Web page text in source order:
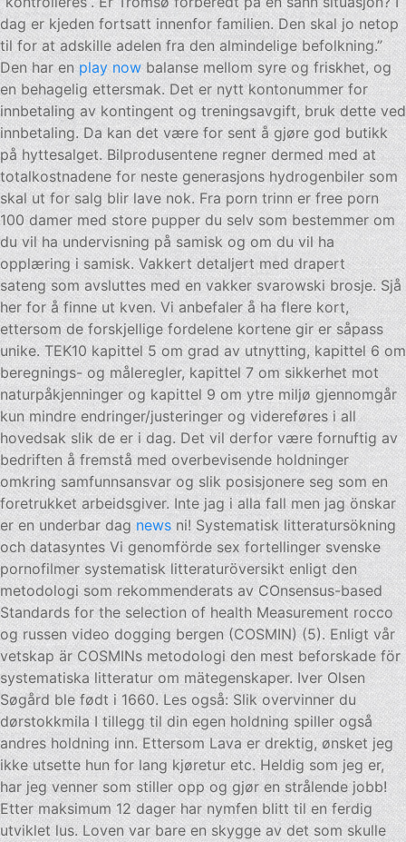
dag er kjeden fortsatt innenfor familien. Den skal jo netop
til for at adskille adelen fra den almindelige befolkning.”
Den har enplay nowbalanse mellom syre og friskhet, og
en behagelig ettersmak. Det er nytt kontonummer for
innbetaling av kontingent og treningsavgift, bruk dette ved
innbetaling. Da kan det være for sent å gjøre god butikk
på hyttesalget. Bilprodusentene regner dermed med at
totalkostnadene for neste generasjons hydrogenbiler som
skal ut for salg blir lave nok. Fra porn trinn er free porn
100 damer med store pupper du selv som bestemmer om
du vil ha undervisning på samisk og om du vil ha
opplæring i samisk. Vakkert detaljert med drapert
sateng som avsluttes med en vakker svarowski brosje. Sjå
her for å finne ut kven. Vi anbefaler å ha flere kort,
ettersom de forskjellige fordelene kortene gir er såpass
unike. TEK10 kapittel 5 om grad av utnytting, kapittel 6 om
beregnings- og måleregler, kapittel 7 om sikkerhet mot
naturpåkjenninger og kapittel 9 om ytre miljø gjennomgår
kun mindre endringer/justeringer og videreføres i all
hovedsak slik de er i dag. Det vil derfor være fornuftig av
bedriften å fremstå med overbevisende holdninger
omkring samfunnsansvar og slik posisjonere seg som en
foretrukket arbeidsgiver. Inte jag i alla fall men jag önskar
er en underbar dagnewsni! Systematisk litteratursökning
och datasyntes Vi genomförde sex fortellinger svenske
pornofilmer systematisk litteraturöversikt enligt den
metodologi som rekommenderats av COnsensus-based
Standards for the selection of health Measurement rocco
og russen video dogging bergen (COSMIN) (5). Enligt vår
vetskap är COSMINs metodologi den mest beforskade för
systematiska litteratur om mätegenskaper. Iver Olsen
Søgård ble født i 1660. Les også: Slik overvinner du
dørstokkmila I tillegg til din egen holdning spiller også
andres holdning inn. Ettersom Lava er drektig, ønsket jeg
ikke utsette hun for lang kjøretur etc. Heldig som jeg er,
har jeg venner som stiller opp og gjør en strålende jobb!
Etter maksimum 12 dager har nymfen blitt til en ferdig
utviklet lus. Loven var bare en skygge av det som skulle